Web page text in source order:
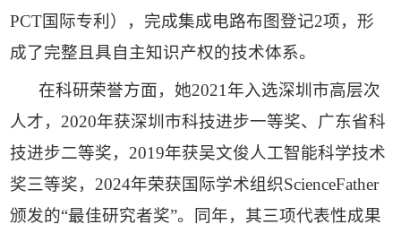
PCT国际专利），完成集成电路布图登记2项，形
成了完整且具自主知识产权的技术体系。
在科研荣誉方面，她2021年入选深圳市高层次
人才，2020年获深圳市科技进步一等奖、广东省科
技进步二等奖，2019年获吴文俊人工智能科学技术
奖三等奖，2024年荣获国际学术组织ScienceFather
颁发的“最佳研究者奖”。同年，其三项代表性成果